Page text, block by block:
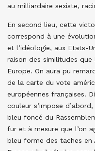
au milliardaire sexiste,
En second lieu, cette
correspond à une
et l’idéologie, aux Etats-
raison des similitudes
Europe. On aura pu
de la carte du vote
européennes françaises.
couleur s’impose
bleu foncé du
fur et à mesure que l’on
bleu forme des taches en